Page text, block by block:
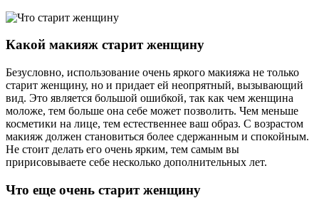
Какой макияж старит женщину
Безусловно, использование очень яркого макияжа не только
старит женщину, но и придает ей неопрятный, вызывающий
вид. Это является большой ошибкой, так как чем женщина
моложе, тем больше она себе может позволить. Чем меньше
косметики на лице, тем естественнее ваш образ. С возрастом
макияж должен становиться более сдержанным и спокойным.
Не стоит делать его очень ярким, тем самым вы
пририсовываете себе несколько дополнительных лет.
Что еще очень старит женщину